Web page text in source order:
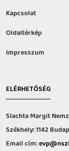
Kapcsolat
Oldaltérkép
Impresszum
ELÉRHETŐSÉG
Slachta Margit
Székhely: 1142
Email cím: